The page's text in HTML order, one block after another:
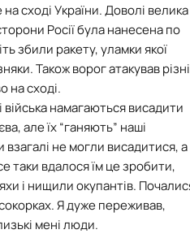
сході України. Доволі велика
Росії була нанесена по
збили ракету, уламки якої
Також ворог атакував різні
на сході.
війська намагаються висадити
але їх “ганяють” наші
не могли висадитися, а
таки вдалося їм це зробити,
і нищили окупантів.
Я дуже переживав,
мені люди.